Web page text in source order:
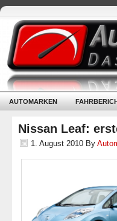
AUTOMARKEN
Nissan Leaf:
1. August 2010 By